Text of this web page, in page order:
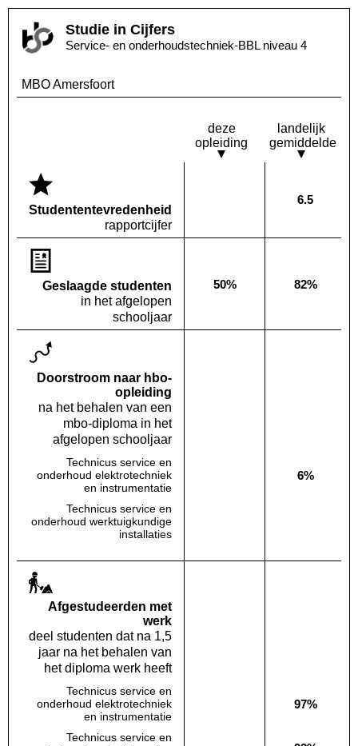
Studie in Cijfers
Service- en onderhoudstechniek-BBL niveau 4
MBO Amersfoort
deze
opleiding
landelijk
gemiddelde
Studenten­tevredenheid
rapportcijfer
Deze opleiding:
Geen waarde bekend
Landelijk
6.5
Geslaagde studenten
in het afgelopen
schooljaar
Deze opleiding:
50% Landelijk
82%
Doorstroom naar hbo-
opleiding
na het behalen van een
mbo-diploma in het
afgelopen schooljaar
Technicus service en
onderhoud elektrotechniek
en instrumentatie
Deze opleiding:
Geen waarde bekendLandelijk
6%
Technicus service en
onderhoud werktuigkundige
installaties
Af­gestudeerden met
werk
deel studenten dat na 1,5
jaar na het behalen van
het diploma werk heeft
Technicus service en
onderhoud elektrotechniek
en instrumentatie
Deze opleiding:
Geen waarde bekendLandelijk
97%
Technicus service en